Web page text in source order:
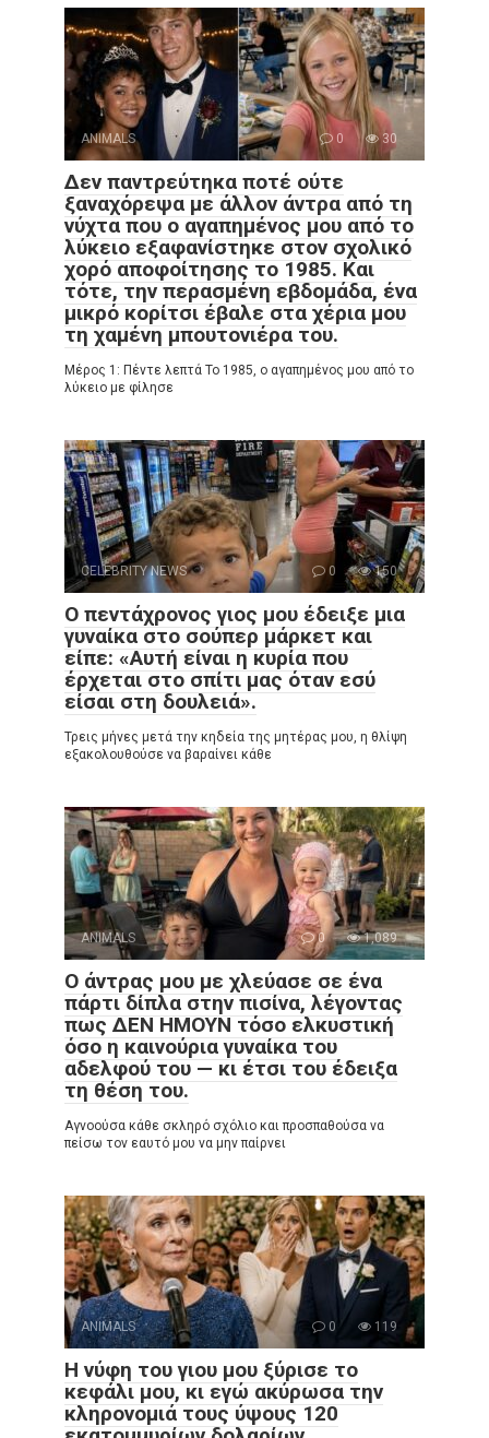
ANIMALS 0 30
Δεν παντρεύτηκα ποτέ ούτε
ξαναχόρεψα με άλλον άντρα από τη
νύχτα που ο αγαπημένος μου από το
λύκειο εξαφανίστηκε στον σχολικό
χορό αποφοίτησης το 1985. Και
τότε, την περασμένη εβδομάδα, ένα
μικρό κορίτσι έβαλε στα χέρια μου
τη χαμένη μπουτονιέρα του.
Μέρος 1: Πέντε λεπτά Το 1985, ο αγαπημένος μου από το
λύκειο με φίλησε
CELEBRITY NEWS 0 150
Ο πεντάχρονος γιος μου έδειξε μια
γυναίκα στο σούπερ μάρκετ και
είπε: «Αυτή είναι η κυρία που
έρχεται στο σπίτι μας όταν εσύ
είσαι στη δουλειά».
Τρεις μήνες μετά την κηδεία της μητέρας μου, η θλίψη
εξακολουθούσε να βαραίνει κάθε
ANIMALS 0 1,089
Ο άντρας μου με χλεύασε σε ένα
πάρτι δίπλα στην πισίνα, λέγοντας
πως ΔΕΝ ΗΜΟΥΝ τόσο ελκυστική
όσο η καινούρια γυναίκα του
αδελφού του — κι έτσι του έδειξα
τη θέση του.
Αγνοούσα κάθε σκληρό σχόλιο και προσπαθούσα να
πείσω τον εαυτό μου να μην παίρνει
ANIMALS 0 119
Η νύφη του γιου μου ξύρισε το
κεφάλι μου, κι εγώ ακύρωσα την
κληρονομιά τους ύψους 120